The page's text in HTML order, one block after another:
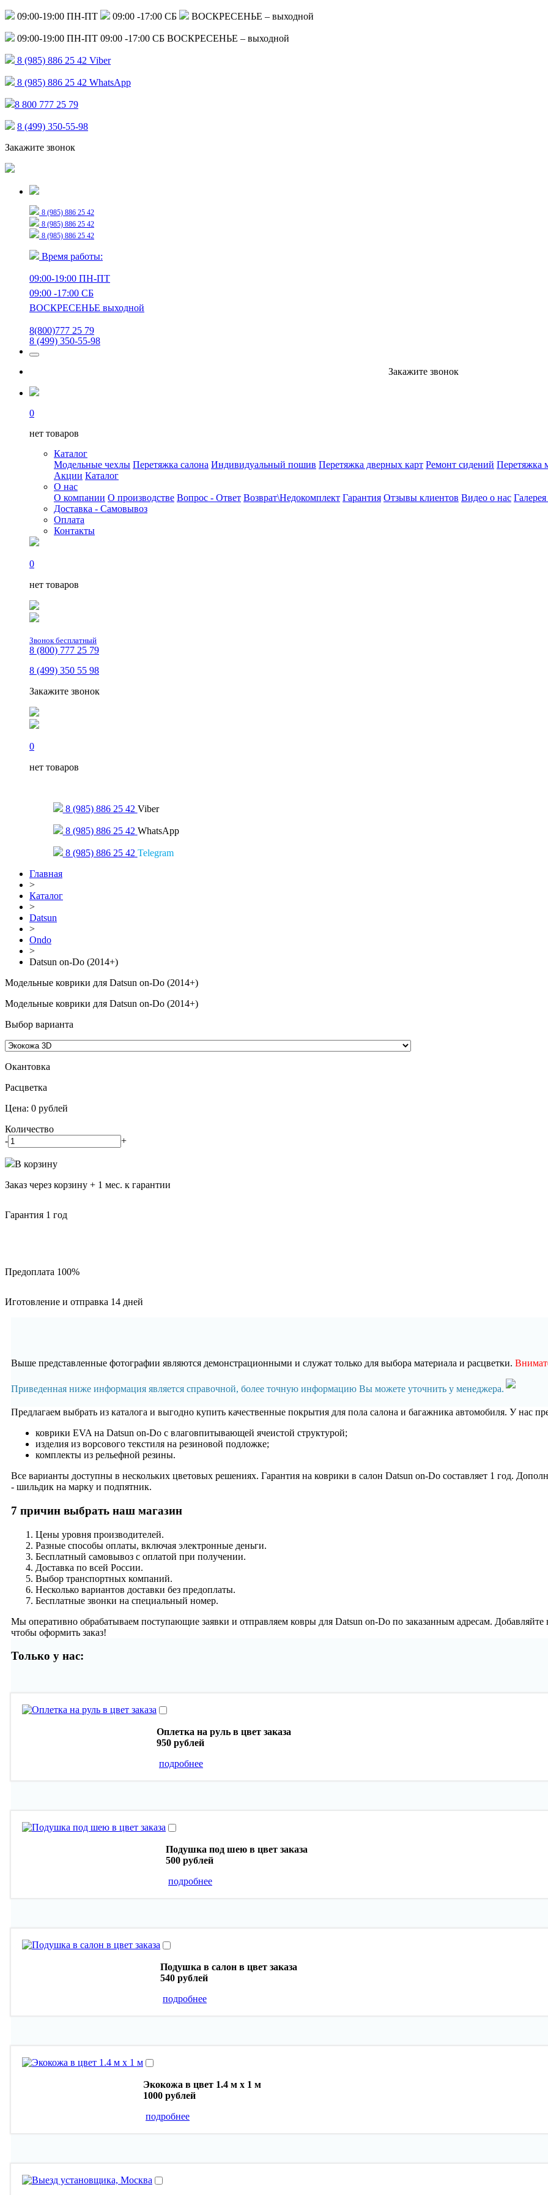
09:00-19:00 ПН-ПТ 09:00 -17:00 СБ ВОСКРЕСЕНЬЕ – выходной
09:00-19:00 ПН-ПТ 09:00 -17:00 СБ ВОСКРЕСЕНЬЕ – выходной
8 (985) 886 25 42 Viber
8 (985) 886 25 42 WhatsApp
8 800 777 25 79
8 (499) 350-55-98
Закажите звонок
8 (985) 886 25 42
8 (985) 886 25 42
8 (985) 886 25 42
Время работы:
09:00-19:00 ПН-ПТ
09:00 -17:00 СБ
ВОСКРЕСЕНЬЕ выходной
8(800)777 25 79
8 (499) 350-55-98
Закажите звонок
0
нет товаров
Каталог
Модельные чехлы Перетяжка салона Индивидуальный пошив Перетяжка дверных карт Ремонт сидений Перетяжка
Акции Каталог
О нас
О компании О производстве Вопрос - Ответ Возврат\Недокомплект Гарантия Отзывы клиентов Видео о нас
Доставка - Самовывоз
Оплата
Контакты
0
нет товаров
Звонок бесплатный
8 (800) 777 25 79
8 (499) 350 55 98
Закажите звонок
0
нет товаров
8 (985) 886 25 42 Viber
8 (985) 886 25 42 WhatsApp
8 (985) 886 25 42 Telegram
Главная
>
Каталог
>
Datsun
>
Ondo
>
Datsun on-Do (2014+)
Модельные коврики для Datsun on-Do (2014+)
Модельные коврики для Datsun on-Do (2014+)
Выбор варианта
Окантовка
Pасцветка
Цена: 0 рублей
Количество
-
+
В корзину
Заказ через корзину + 1 мес. к гарантии
Гарантия 1 год
Предоплата 100%
Иготовление и отправка 14 дней
Выше представленные фотографии являются демонстрационными и служат только для выбора материала и расцветки.
Приведенная ниже информация является справочной, более точную информацию Вы можете уточнить у менеджера.
Предлагаем выбрать из каталога и выгодно купить качественные покрытия для пола салона и багажника автомобиля. У нас
коврики EVA на Datsun on-Do с влаговпитывающей ячеистой структурой;
изделия из ворсового текстиля на резиновой подложке;
комплекты из рельефной резины.
Все варианты доступны в нескольких цветовых решениях. Гарантия на коврики в салон Datsun on-Do составляет 1 год.
- шильдик на марку и подпятник.
7 причин выбрать наш магазин
Цены уровня производителей.
Разные способы оплаты, включая электронные деньги.
Бесплатный самовывоз с оплатой при получении.
Доставка по всей России.
Выбор транспортных компаний.
Несколько вариантов доставки без предоплаты.
Бесплатные звонки на специальный номер.
Мы оперативно обрабатываем поступающие заявки и отправляем ковры для Datsun on-Do по заказанным адресам.
чтобы оформить заказ!
Только у нас:
Оплетка на руль в цвет заказа
950 рублей
подробнее
Подушка под шею в цвет заказа
500 рублей
подробнее
Подушка в салон в цвет заказа
540 рублей
подробнее
Экокожа в цвет 1.4 м х 1 м
1000 рублей
подробнее